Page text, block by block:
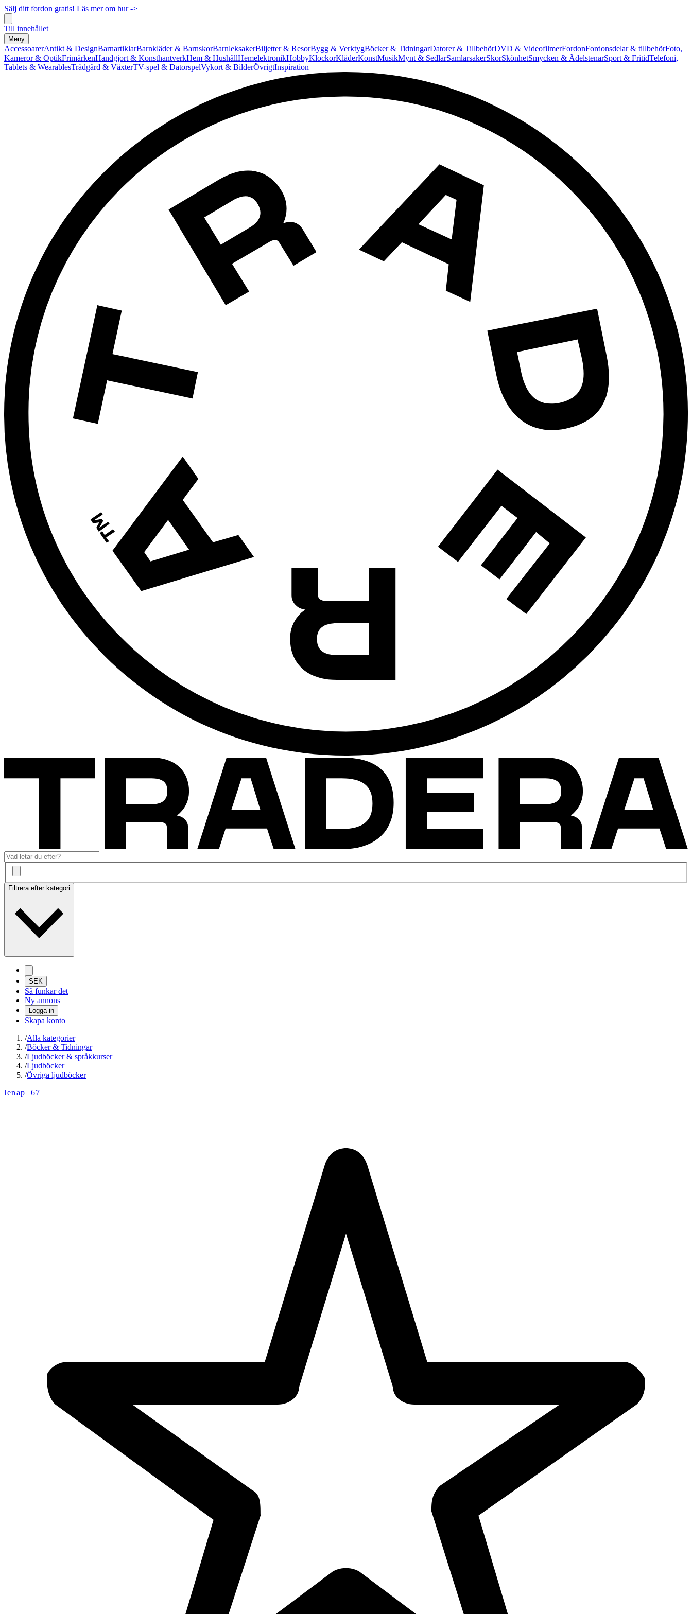
Sälj ditt fordon gratis! Läs mer om hur ->
Till innehållet
Meny
AccessoarerAntikt & DesignBarnartiklarBarnkläder & BarnskorBarnleksakerBiljetter & ResorBygg & VerktygBöcker & TidningarDatorer & TillbehörDVD & VideofilmerFordonFordonsdelar & tillbehörFoto,
Kameror & OptikFrimärkenHandgjort & KonsthantverkHem & HushållHemelektronikHobbyKlockorKläderKonstMusikMynt & SedlarSamlarsakerSkorSkönhetSmycken & ÄdelstenarSport & FritidTelefoni,
Tablets & WearablesTrädgård & VäxterTV-spel & DatorspelVykort & BilderÖvrigtInspiration
Filtrera efter kategori
SEK
Så funkar det
Ny annons
Logga in
Skapa konto
/Alla kategorier
/Böcker & Tidningar
/Ljudböcker & språkkurser
/Ljudböcker
/Övriga ljudböcker
lenap_67